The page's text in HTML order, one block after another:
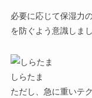
必要に応じて保湿力
を防ぐよう意識しまし
しらたま
ただし、急に重いテ